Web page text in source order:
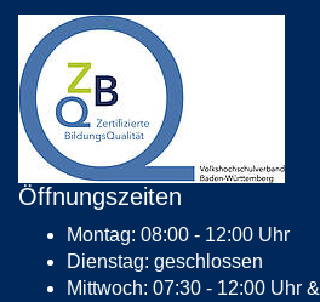
Öffnungszeiten
Montag: 08:00 - 12:00 Uhr
Dienstag: geschlossen
Mittwoch: 07:30 - 12:00 Uhr